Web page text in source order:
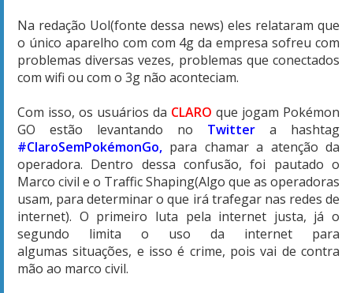
Na redação Uol(fonte dessa news) eles relataram que
o único aparelho com com 4g da empresa sofreu com
problemas diversas vezes, problemas que conectados
com wifi ou com o 3g não aconteciam.
Com isso, os usuários da CLARO que jogam Pokémon
GO
estão levantando no Twitter a hashtag
#ClaroSemPokémonGo, para chamar a atenção da
operadora. Dentro dessa confusão, foi pautado o
Marco civil e o Traffic Shaping(Algo que as operadoras
usam, para determinar o que irá trafegar nas redes de
internet). O primeiro luta pela internet justa, já o
segundo limita o uso da internet para
algumas situações, e isso é crime, pois vai de contra
mão ao marco civil.